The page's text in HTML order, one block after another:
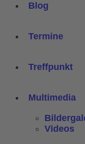
Blog
Termine
Treffpunkt
Multimedia
Videos